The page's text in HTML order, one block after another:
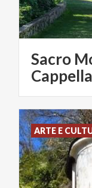
Sacro
ARTE E